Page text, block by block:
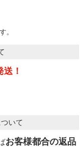
。
！
いて
お客様都合の返品